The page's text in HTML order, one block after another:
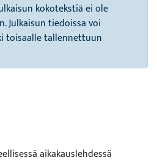
kokotekstiä ei ole
Julkaisun tiedoissa voi
toisaalle tallennettuun
aikakauslehdessä